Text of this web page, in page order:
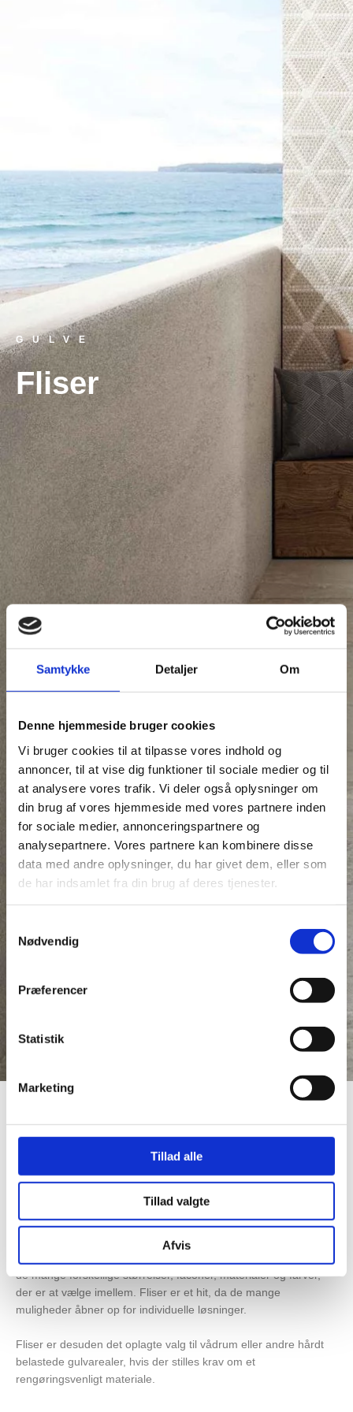
Samtykke Detaljer Om
Denne hjemmeside bruger cookies
Vi bruger cookies til at tilpasse vores indhold og
annoncer, til at vise dig funktioner til sociale medier og til
at analysere vores trafik. Vi deler også oplysninger om
din brug af vores hjemmeside med vores partnere inden
for sociale medier, annonceringspartnere og
analysepartnere. Vores partnere kan kombinere disse
data med andre oplysninger, du har givet dem, eller som
de har indsamlet fra din brug af deres tjenester.
Nødvendig
Præferencer
Statistik
Marketing
Tillad alle
Tillad valgte
Afvis
GULVE
Fliser
Fliser er ikke bare praktiske,
de sætter også kulør og
struktur på væggen og på
gulvet.
de mange forskellige størrelser, faconer, materialer og farver,
der er at vælge imellem. Fliser er et hit, da de mange
muligheder åbner op for individuelle løsninger.
Fliser er desuden det oplagte valg til vådrum eller andre hårdt
belastede gulvarealer, hvis der stilles krav om et
rengøringsvenligt materiale.